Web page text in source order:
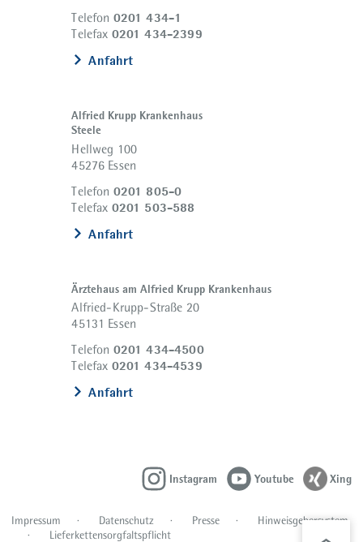
Telefon 0201 434-1
Telefax 0201 434-2399
Anfahrt
Alfried Krupp Krankenhaus
Steele
Hellweg 100
45276 Essen
Telefon 0201 805-0
Telefax 0201 503-588
Anfahrt
Ärztehaus am Alfried Krupp Krankenhaus
Alfried-Krupp-Straße 20
45131 Essen
Telefon 0201 434-4500
Telefax 0201 434-4539
Anfahrt
Impressum Datenschutz Presse
Hinweisgebersystem
Lieferkettensorgfaltspflicht
Instagram Youtube Xing